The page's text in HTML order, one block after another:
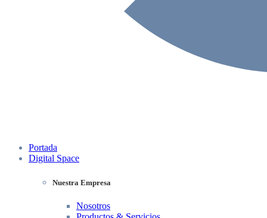
Portada
Digital Space
Nuestra Empresa
Nosotros